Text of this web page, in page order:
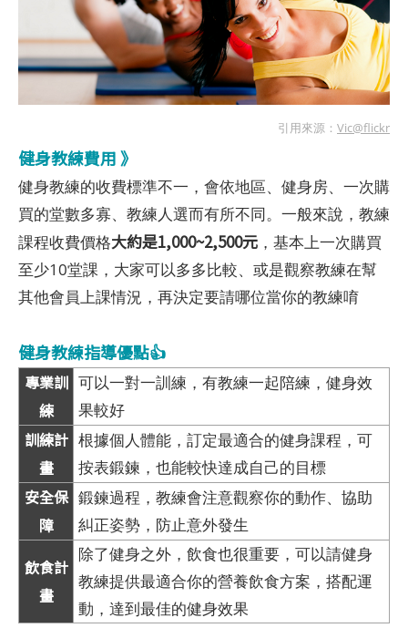
引用來源： Vic@flickr
健身教練費用 》
健身教練的收費標準不一，會依地區、健身房、一次購
買的堂數多寡、教練人選而有所不同。一般來說，教練
課程收費價格大約是1,000~2,500元 ，基本上一次購買
至少10堂課，大家可以多多比較、或是觀察教練在幫
其他會員上課情況，再決定要請哪位當你的教練唷
健身教練指導優點👍
專業訓
練
可以一對一訓練，有教練一起陪練，健身效
果較好
訓練計
畫
根據個人體能，訂定最適合的健身課程，可
按表鍛鍊，也能較快達成自己的目標
安全保
障
鍛鍊過程，教練會注意觀察你的動作、協助
糾正姿勢，防止意外發生
飲食計
畫
除了健身之外，飲食也很重要，可以請健身
教練提供最適合你的營養飲食方案，搭配運
動，達到最佳的健身效果